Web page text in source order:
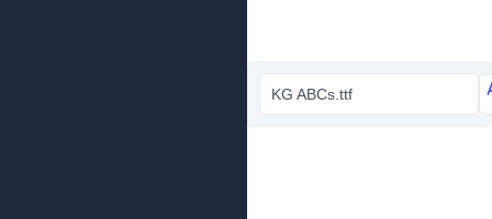
KG ABCs.ttf